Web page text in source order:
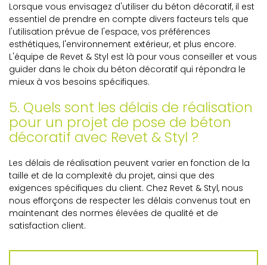
Lorsque vous envisagez d'utiliser du béton décoratif, il est
essentiel de prendre en compte divers facteurs tels que
l'utilisation prévue de l'espace, vos préférences
esthétiques, l'environnement extérieur, et plus encore.
L'équipe de Revet & Styl est là pour vous conseiller et vous
guider dans le choix du béton décoratif qui répondra le
mieux à vos besoins spécifiques.
5. Quels sont les délais de réalisation
pour un projet de pose de béton
décoratif avec Revet & Styl ?
Les délais de réalisation peuvent varier en fonction de la
taille et de la complexité du projet, ainsi que des
exigences spécifiques du client. Chez Revet & Styl, nous
nous efforçons de respecter les délais convenus tout en
maintenant des normes élevées de qualité et de
satisfaction client.